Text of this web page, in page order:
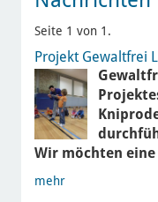
Seite 1 von 1.
Projekt Gewaltfrei
Wir möchten
mehr